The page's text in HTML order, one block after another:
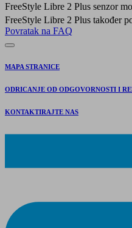
FreeStyle Libre 2 Plus senzor
FreeStyle Libre 2 Plus također
Povratak na FAQ
MAPA STRANICE
ODRICANJE OD ODGOVORNOSTI I
KONTAKTIRAJTE NAS